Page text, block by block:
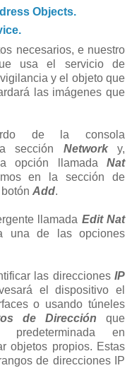
Objects.
necesarios, e nuestro
usa el servicio de
y el objeto que
las imágenes que
de la consola
sección Networky,
opción llamada Nat
en la sección de
Add.
llamada Edit Nat
una de las opciones
las direcciones IP
el dispositivo el
o usando túneles
de Dirección que
en
objetos propios. Estas
de direcciones IP